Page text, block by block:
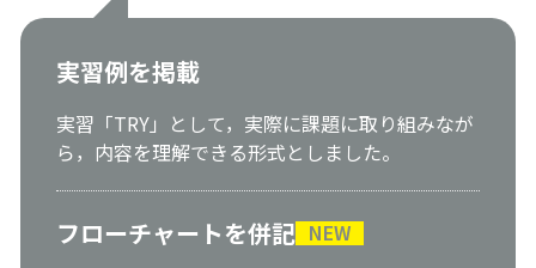
実習例を掲載
実習「TRY」として，実際に課題に取り組みなが
ら，内容を理解できる形式としました。
フローチャートを併記 NEW